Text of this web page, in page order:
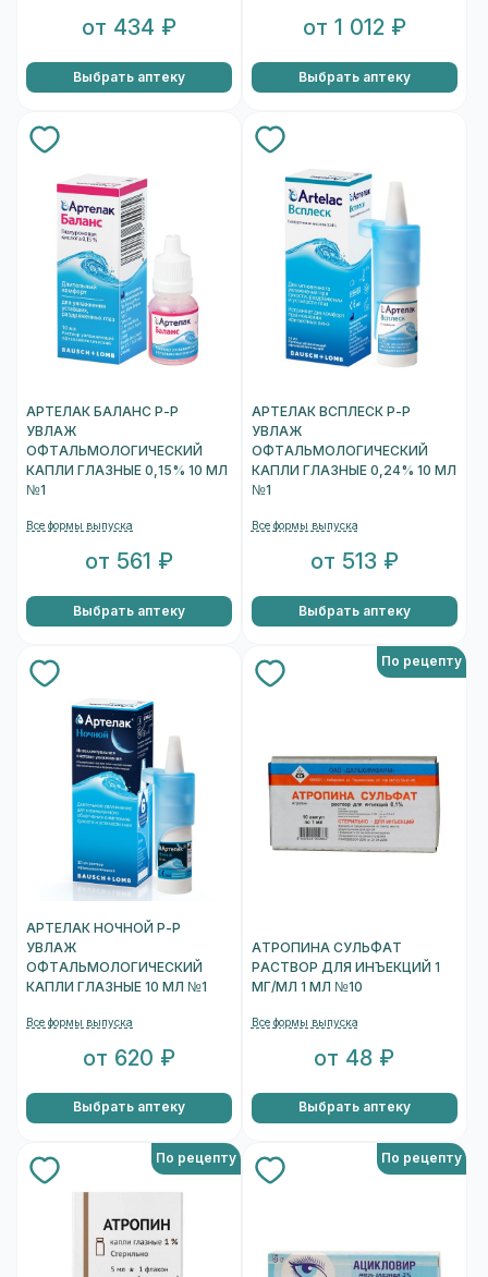
от 434 ₽
Выбрать аптеку
от 1 012 ₽
Выбрать аптеку
АРТЕЛАК БАЛАНС Р-Р
УВЛАЖ
ОФТАЛЬМОЛОГИЧЕСКИЙ
КАПЛИ ГЛАЗНЫЕ 0,15% 10 МЛ
№1
Все формы выпуска
от 561 ₽
Выбрать аптеку
АРТЕЛАК ВСПЛЕСК Р-Р
УВЛАЖ
ОФТАЛЬМОЛОГИЧЕСКИЙ
КАПЛИ ГЛАЗНЫЕ 0,24% 10 МЛ
№1
Все формы выпуска
от 513 ₽
Выбрать аптеку
АРТЕЛАК НОЧНОЙ Р-Р
УВЛАЖ
ОФТАЛЬМОЛОГИЧЕСКИЙ
КАПЛИ ГЛАЗНЫЕ 10 МЛ №1
Все формы выпуска
от 620 ₽
Выбрать аптеку
По рецепту
АТРОПИНА СУЛЬФАТ
РАСТВОР ДЛЯ ИНЪЕКЦИЙ 1
МГ/МЛ 1 МЛ №10
Все формы выпуска
от 48 ₽
Выбрать аптеку
По рецепту По рецепту